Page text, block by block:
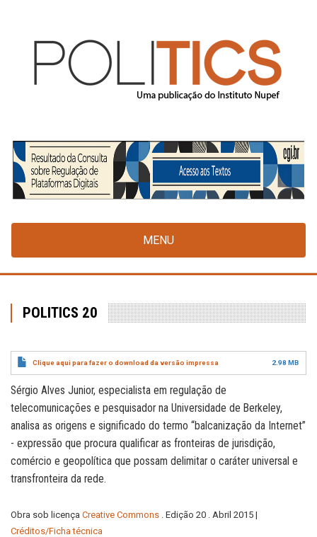
MENU
POLITICS 20
Clique aqui para fazer o download da versão impressa 2.98 MB
Sérgio Alves Junior, especialista em regulação de
telecomunicações e pesquisador na Universidade de Berkeley,
analisa as origens e significado do termo “balcanização da Internet”
- expressão que procura qualificar as fronteiras de jurisdição,
comércio e geopolítica que possam delimitar o caráter universal e
transfronteira da rede.
Obra sob licença Creative Commons . Edição 20 . Abril 2015 |
Créditos/Ficha técnica